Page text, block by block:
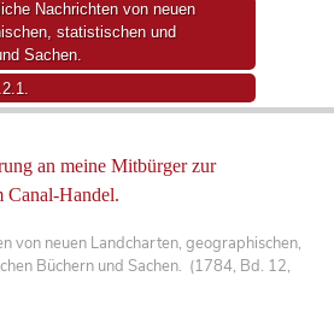
an meine Mitbürger zur
Canal-Handel.
von neuen Landcharten, geographischen,
Büchern und Sachen. (1784, Bd. 12,
Nachrichten von neuen
statistischen und
Sachen.